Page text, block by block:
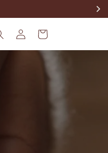
ConnexionPanier